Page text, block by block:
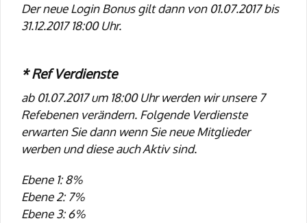
Der neue Login Bonus gilt dann von 01.07.2017 bis
31.12.2017 18:00 Uhr.
* Ref Verdienste
ab 01.07.2017 um 18:00 Uhr werden wir unsere 7
Refebenen verändern. Folgende Verdienste
erwarten Sie dann wenn Sie neue Mitglieder
werben und diese auch Aktiv sind.
Ebene 1: 8%
Ebene 2: 7%
Ebene 3: 6%